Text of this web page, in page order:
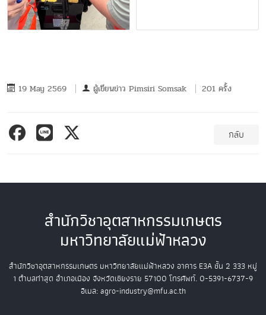
19 May 2569 ผู้เขียนข่าว Pimsiri Somsak 201 ครั้ง
กลับ
สำนักวิชาอุตสาหกรรมเกษตร
มหาวิทยาลัยแม่ฟ้าหลวง
สำนักวิชาอุตสาหกรรมเกษตร มหาวิทยาลัยแม่ฟ้าหลวง อาคาร E3A ชั้น 2 333 หมู่
1 ตำบลท่าสุด อำเภอเมือง จังหวัดเชียงราย 57100 โทรศัพท์. 0-5391-6737-9
อีเมล: agro-industry@mfu.ac.th